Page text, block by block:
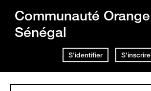
Communauté Orange
Sénégal
S'identifier S'inscrire